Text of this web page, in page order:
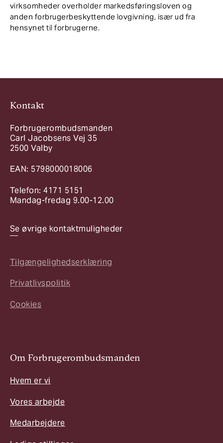
virksomheder overholder markedsføringsloven og
anden forbrugerbeskyttende lovgivning, især ud fra
hensynet til forbrugerne.
Kontakt
Forbrugerombudsmanden
Carl Jacobsens Vej 35
2500 Valby
EAN: 5798000018006
Telefon: 4171 5151
Mandag-fredag 9.00-12.00
Se øvrige kontaktmuligheder
Tilgængelighedserklæring
Privatlivspolitik
Cookies
Om Forbrugerombudsmanden
Hvem er vi
Vores arbejde
Medarbejdere